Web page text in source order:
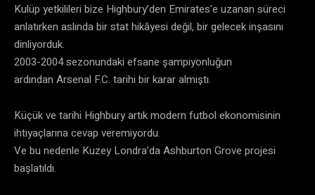
Kulüp yetkilileri bize Highbury’den Emirates’e uzanan süreci
anlatırken aslında bir stat hikâyesi değil, bir gelecek inşasını
dinliyorduk.
2003-2004 sezonundaki efsane şampiyonluğun
ardından Arsenal F.C. tarihi bir karar almıştı.
Küçük ve tarihi Highbury artık modern futbol ekonomisinin
ihtiyaçlarına cevap veremiyordu.
Ve bu nedenle Kuzey Londra’da Ashburton Grove projesi
başlatıldı.